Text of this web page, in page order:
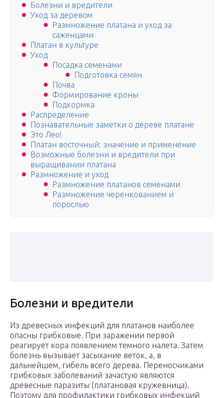
Болезни и вредители
Уход за деревом
Размножение платана и уход за
саженцами
Платан в культуре
Уход
Посадка семенами
Подготовка семян
Почва
Формирование кроны
Подкормка
Распределение
Познавательные заметки о дереве платане
Это Лео!
Платан восточный: значение и применение
Возможные болезни и вредители при
выращивании платана
Размножение и уход
Размножение платанов семенами
Размножение черенкованием и
порослью
Болезни и вредители
Из древесных инфекций для платанов наиболее
опасны грибковые. При заражении первой
реагирует кора появлением темного налета. Затем
болезнь вызывает засыхание веток, а, в
дальнейшем, гибель всего дерева. Переносчиками
грибковых заболеваний зачастую являются
древесные паразиты (платановая кружевница).
Поэтому для профилактики грибковых инфекций